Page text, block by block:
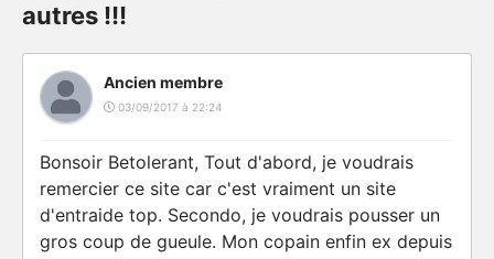
autres !!!
Ancien membre
03/09/2017 à 22:24
Bonsoir Betolerant, Tout d'abord, je voudrais
remercier ce site car c'est vraiment un site
d'entraide top. Secondo, je voudrais pousser un
gros coup de gueule. Mon copain enfin ex depuis